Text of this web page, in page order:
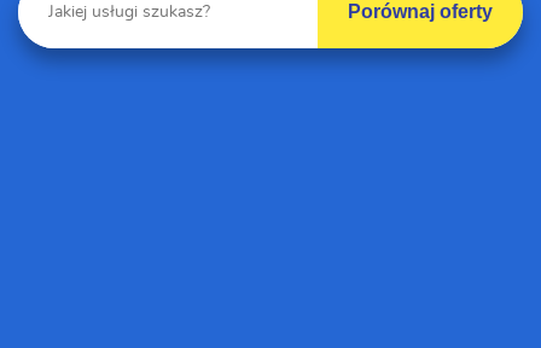
Porównaj oferty